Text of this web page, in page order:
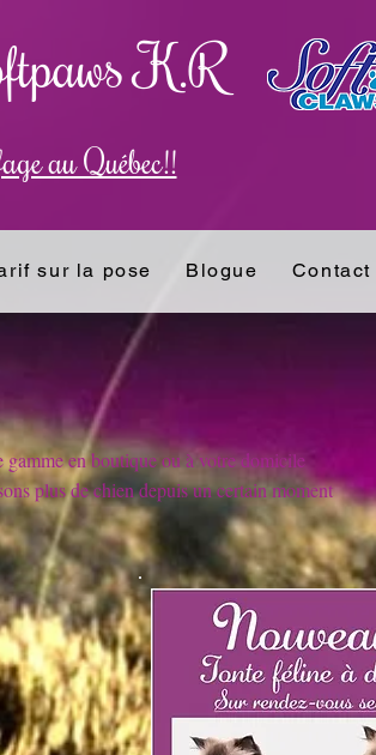
K.R
au Québec!!
sur la pose Blogue Contact
en boutique ou à votre domicile
plus de chien depuis un certain moment